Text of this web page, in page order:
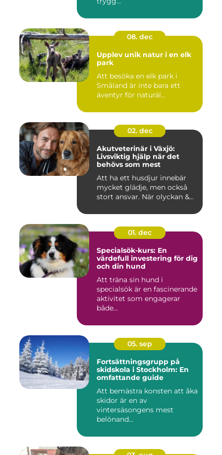
08. dec
Upplev unik natur i en elk
park
Att besöka en elk park i
Småland är inte bara ett
äventyr för naturäl...
02. dec
Akutveterinär i Växjö:
Livsviktig hjälp när det
behövs som mest
Att ha ett husdjur innebär
mycket glädje, men också
stort ansvar. När olyckan &...
01. dec
Specialsök-kurs: En
värdefull investering för dig
och din hund
Att träna sin hund i
specialsök är en fascinerande
aktivitet som engagerar
både...
05. sep
Fortsättningsgrupp på
skidskola i Stockholm: En
omfattande guide
Att bemästra konsten att åka
skidor är en av
vintersäsongens mest
belönand...